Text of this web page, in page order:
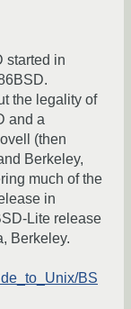
started in
the legality of
and a
(then
Berkeley,
much of the
in
Lite release
Berkeley.
BS